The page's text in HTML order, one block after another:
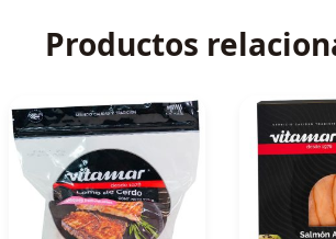
Productos